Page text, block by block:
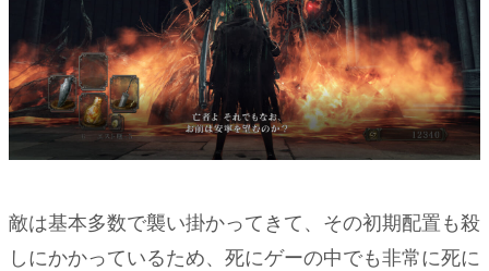
敵は基本多数で襲い掛かってきて、その初期配置も殺
しにかかっているため、死にゲーの中でも非常に死に